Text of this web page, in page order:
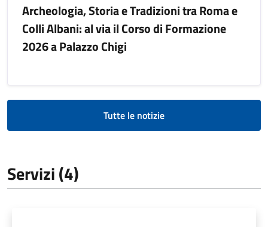
Archeologia, Storia e Tradizioni tra Roma e
Colli Albani: al via il Corso di Formazione
2026 a Palazzo Chigi
Tutte le notizie
Servizi (4)